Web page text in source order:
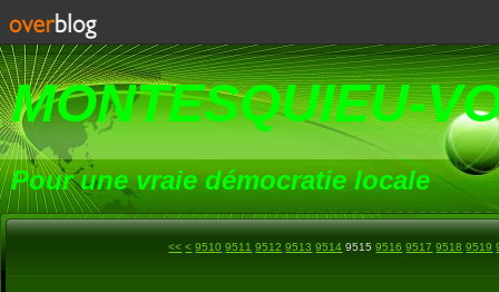
MONTESQUIEU-
Pour une vraie démocratie locale
<< < 9500
9510 9511 9512 9513 9514 9515 9516 9517 9518 9519